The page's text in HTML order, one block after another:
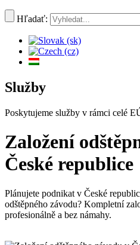
Hľadať:
Služby
Poskytujeme služby v rámci celé
Založení
České republice
Plánujete podnikat v České
odštěpného závodu? Kompletní
profesionálně a bez námahy.